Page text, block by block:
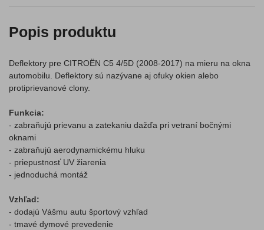
Popis produktu
Deflektory pre CITROËN C5 4/5D (2008-2017) na mieru na okna
automobilu. Deflektory sú nazývane aj ofuky okien alebo
protiprievanové clony.
Funkcia:
- zabraňujú prievanu a zatekaniu dažďa pri vetraní bočnými
oknami
- zabraňujú aerodynamickému hluku
- priepustnosť UV žiarenia
- jednoduchá montáž
Vzhľad:
- dodajú Vášmu autu športový vzhľad
- tmavé dymové prevedenie